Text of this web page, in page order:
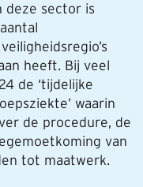
deze sector is
heeft. Bij veel
de ‘tijdelijke
waarin
de procedure, de
van
tot maatwerk.